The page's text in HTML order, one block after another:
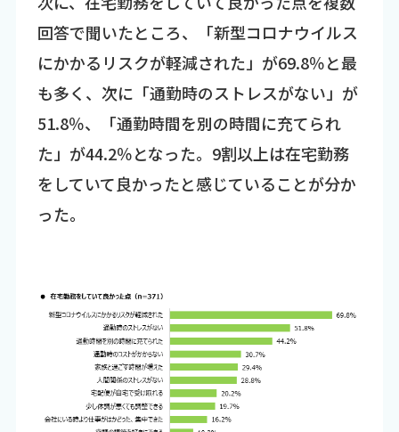
回答で聞いたところ、「新型コロナウイルス
にかかるリスクが軽減された」が69.8％と最
も多く、次に「通勤時のストレスがない」が
51.8％、「通勤時間を別の時間に充てられ
た」が44.2％となった。9割以上は在宅勤務
をしていて良かったと感じていることが分か
った。